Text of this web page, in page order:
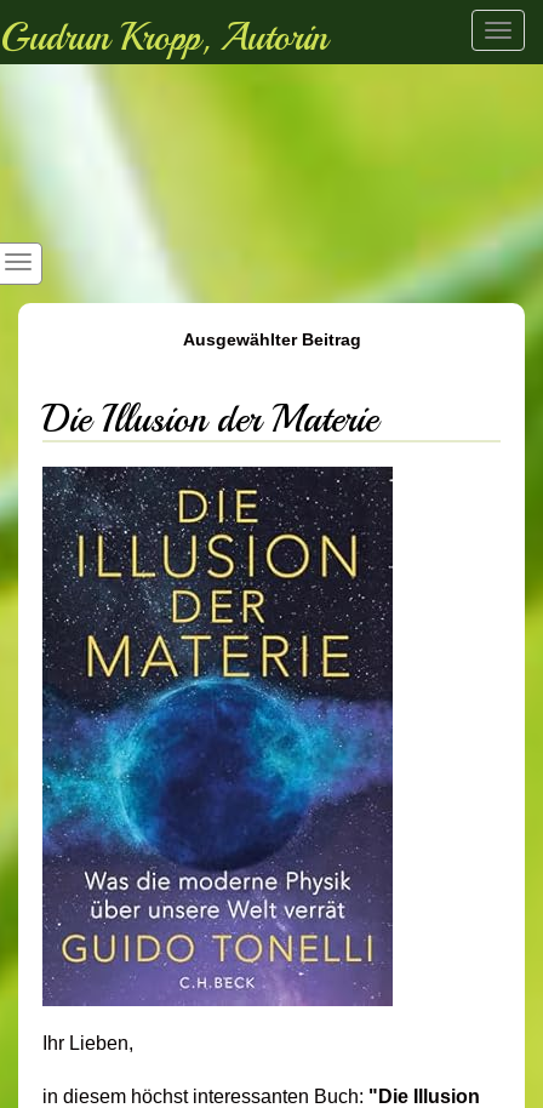
Gudrun Kropp, Autorin
Ausgewählter Beitrag
Die Illusion der Materie
Ihr Lieben,
in diesem höchst interessanten Buch: "Die Illusion